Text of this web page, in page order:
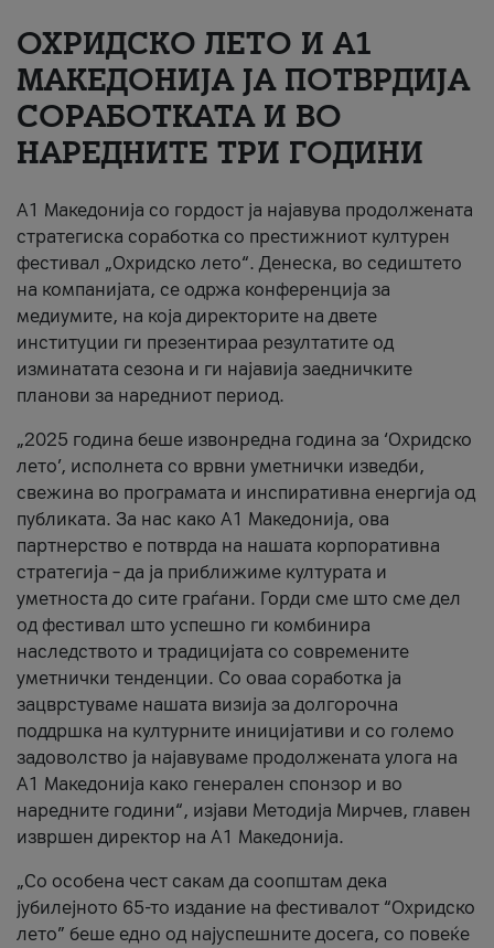
#ПодобарОнлајн
ОХРИДСКО ЛЕТО И A1
МАКЕДОНИЈА ЈА ПОТВРДИЈА
СОРАБОТКАТА И ВО
НАРЕДНИТЕ ТРИ ГОДИНИ
A1 Македонија со гордост ја најавува продолжената
стратегиска соработка со престижниот културен
фестивал „Охридско лето“. Денеска, во седиштето
на компанијата, се одржа конференција за
медиумите, на која директорите на двете
институции ги презентираа резултатите од
изминатата сезона и ги најавија заедничките
планови за наредниот период.
„2025 година беше извонредна година за ‘Охридско
лето’, исполнета со врвни уметнички изведби,
свежина во програмата и инспиративна енергија од
публиката. За нас како A1 Македонија, ова
партнерство е потврда на нашата корпоративна
стратегија – да ја приближиме културата и
уметноста до сите граѓани. Горди сме што сме дел
од фестивал што успешно ги комбинира
наследството и традицијата со современите
уметнички тенденции. Со оваа соработка ја
зацврстуваме нашата визија за долгорочна
поддршка на културните иницијативи и со големо
задоволство ја најавуваме продолжената улога на
A1 Македонија како генерален спонзор и во
наредните години“, изјави Методија Мирчев, главен
извршен директор на A1 Македонија.
„Со особена чест сакам да соопштам дека
јубилејното 65-то издание на фестивалот “Охридско
лето” беше едно од најуспешните досега, со повеќе